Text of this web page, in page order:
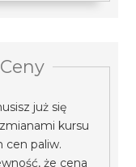
już się
kursu
cen paliw.
że cena